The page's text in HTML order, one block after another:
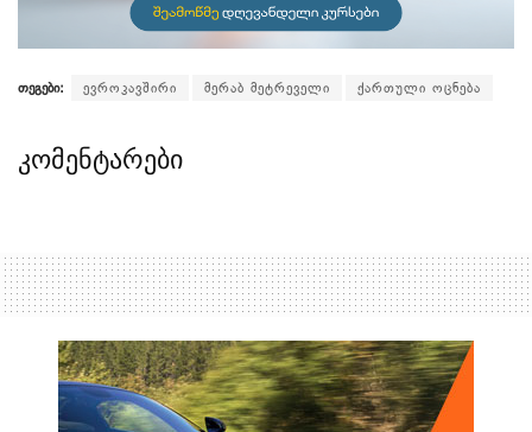
თეგები: ევროკავშირი მერაბ მეტრეველი ქართული ოცნება
კომენტარები